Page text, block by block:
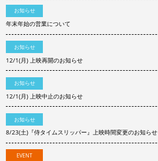
お知らせ
年末年始の営業について
お知らせ
12/1(月) 上映再開のお知らせ
お知らせ
12/1(月) 上映中止のお知らせ
お知らせ
8/23(土)『侍タイムスリッパー』上映時間変更のお知らせ
EVENT